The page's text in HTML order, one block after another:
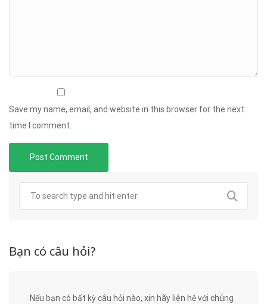
Save my name, email, and website in this browser for the next
time I comment.
Bạn có câu hỏi?
Nếu bạn có bất kỳ câu hỏi nào, xin hãy liên hệ với chúng